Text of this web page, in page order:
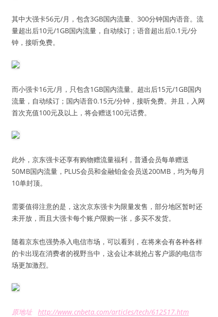
其中大强卡56元/月，包含3GB国内流量、300分钟国内语音。流
量超出后10元/1GB国内流量，自动续订；语音超出后0.1元/分
钟，接听免费。
而小强卡16元/月，只包含1GB国内流量。超出后15元/1GB国内
流量，自动续订；国内语音0.15元/分钟，接听免费。并且，入网
首次充值100元及以上，将会赠送100元话费。
此外，京东强卡还享有购物赠流量福利，普通会员每单赠送
50MB国内流量，PLUS会员和金融铂金会员送200MB，均为每月
10单封顶。
需要值得注意的是，这次京东强卡为限量发售，部分地区暂时还
未开放，而且大强卡每个账户限购一张，多买不发货。
随着京东也强势杀入电信市场，可以看到，在将来会有各种各样
的卡出现在消费者的视野当中，这会让本就抢占客户源的电信市
场更加激烈。
原地址 http://www.cnbeta.com/articles/tech/612517.htm